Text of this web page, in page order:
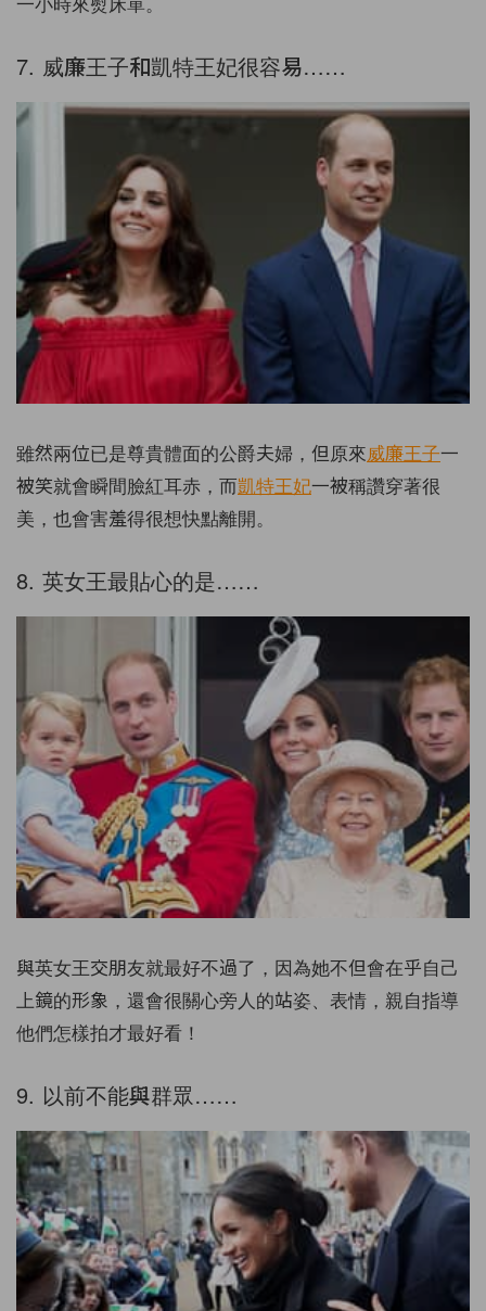
7. 威廉王子和凱特王妃很容易……
雖然兩位已是尊貴體面的公爵夫婦，但原來威廉王子一
被笑就會瞬間臉紅耳赤，而凱特王妃一被稱讚穿著很
美，也會害羞得很想快點離開。
8. 英女王最貼心的是……
與英女王交朋友就最好不過了，因為她不但會在乎自己
上鏡的形象，還會很關心旁人的站姿、表情，親自指導
他們怎樣拍才最好看！
9. 以前不能與群眾……